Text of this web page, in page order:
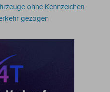
ohne Kennzeichen
gezogen